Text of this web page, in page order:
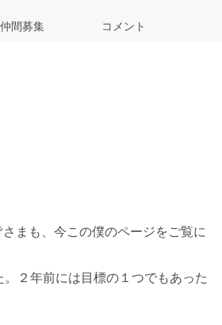
仲間募集 コメント
まも、今この僕のページをご覧に
２年前には目標の１つでもあった